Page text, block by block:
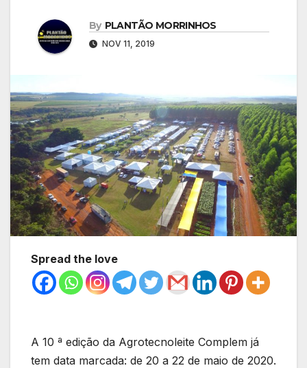
By PLANTÃO MORRINHOS
NOV 11, 2019
Spread the love
A 10 ª edição da Agrotecnoleite Complem já
tem data marcada: de 20 a 22 de maio de 2020.